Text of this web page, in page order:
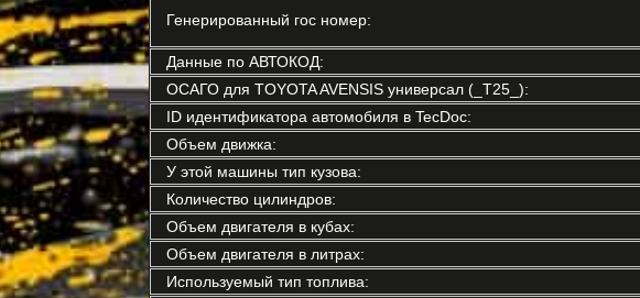
Генерированный гос номер:
Данные по АВТОКОД:
ОСАГО для TOYOTA AVENSIS универсал (_T25_):
ID идентификатора автомобиля в TecDoc:
Объем движка:
У этой машины тип кузова:
Количество цилиндров:
Объем двигателя в кубах:
Объем двигателя в литрах:
Используемый тип топлива: